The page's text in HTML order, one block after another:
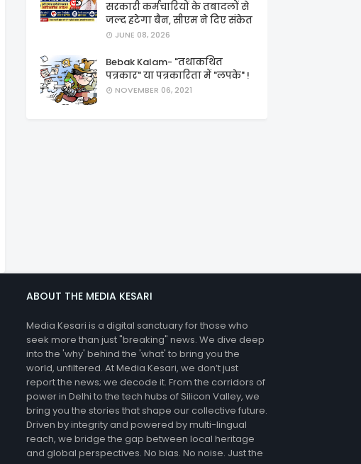
सरकारी कर्मचारियों के तबादलों से
जल्द हटेगा बैन, सीएम ने दिए संकेत
JUNE 08, 2026
Bebak Kalam- "तथाकथित
पत्रकार" या पत्रकारिता में "लपके" !
NOVEMBER 06, 2021
ABOUT THE MEDIA KESARI
Media Kesari is a digital sanctuary for those who
seek more than just "breaking" news. We dive deep
into the 'why' behind the 'what' to bring you the
world, unfiltered. At Media Kesari, we don’t just
report the news; we decode it. From the corridors of
power in Delhi to the tech hubs of Silicon Valley, we
bring you the stories that shape our collective future.
Driven by integrity and powered by multi-lingual
reach, we bridge the gap between local heritage
and global perspectives. No bias. No noise. Just the